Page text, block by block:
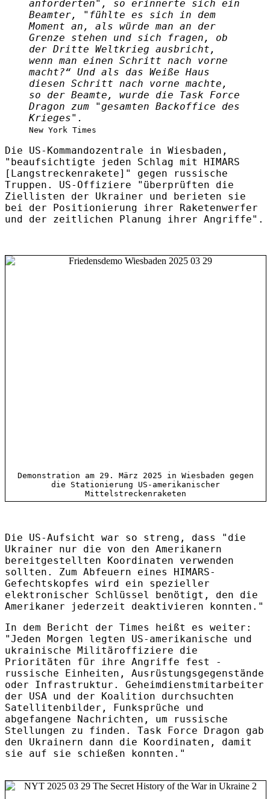
anforderten", so erinnerte sich ein
Beamter, "fühlte es sich in dem
Moment an, als würde man an der
Grenze stehen und sich fragen, ob
der Dritte Weltkrieg ausbricht,
wenn man einen Schritt nach vorne
macht?“ Und als das Weiße Haus
diesen Schritt nach vorne machte,
so der Beamte, wurde die Task Force
Dragon zum "gesamten Backoffice des
Krieges".
New York Times
Die US-Kommandozentrale in Wiesbaden,
"beaufsichtigte jeden Schlag mit HIMARS
[Langstreckenrakete]" gegen russische
Truppen. US-Offiziere "überprüften die
Ziellisten der Ukrainer und berieten sie
bei der Positionierung ihrer Raketenwerfer
und der zeitlichen Planung ihrer Angriffe".
Demonstration am 29. März 2025 in Wiesbaden gegen
die Stationierung US-amerikanischer
Mittelstreckenraketen
Die US-Aufsicht war so streng, dass "die
Ukrainer nur die von den Amerikanern
bereitgestellten Koordinaten verwenden
sollten. Zum Abfeuern eines HIMARS-
Gefechtskopfes wird ein spezieller
elektronischer Schlüssel benötigt, den die
Amerikaner jederzeit deaktivieren konnten."
In dem Bericht der Times heißt es weiter:
"Jeden Morgen legten US-amerikanische und
ukrainische Militäroffiziere die
Prioritäten für ihre Angriffe fest -
russische Einheiten, Ausrüstungsgegenstände
oder Infrastruktur. Geheimdienstmitarbeiter
der USA und der Koalition durchsuchten
Satellitenbilder, Funksprüche und
abgefangene Nachrichten, um russische
Stellungen zu finden. Task Force Dragon gab
den Ukrainern dann die Koordinaten, damit
sie auf sie schießen konnten."